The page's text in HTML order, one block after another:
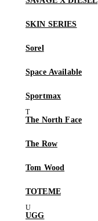
SKIN SERIES
Sorel
Space Available
Sportmax
The North Face
The Row
Tom Wood
TOTEME
UGG